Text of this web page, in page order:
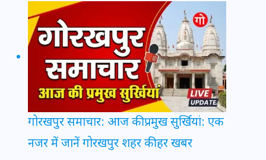
गोरखपुर समाचार: आज की प्रमुख सुर्खियां: एक
नजर में जानें गोरखपुर शहर की हर खबर